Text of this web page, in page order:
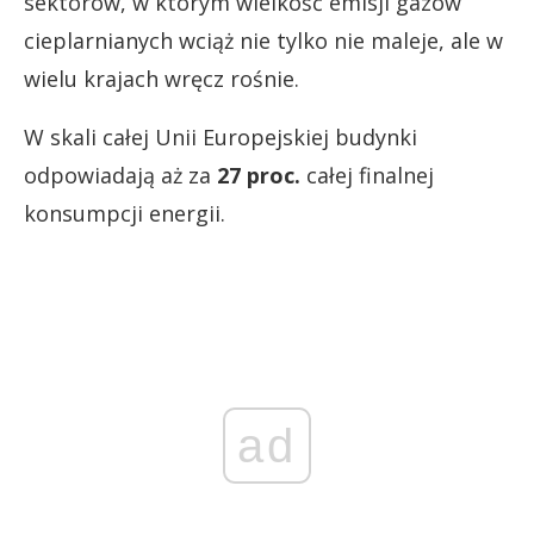
cieplarnianych wciąż nie tylko nie maleje, ale w
wielu krajach wręcz rośnie.
W skali całej Unii Europejskiej budynki
odpowiadają aż za 27 proc. całej finalnej
konsumpcji energii.
ad